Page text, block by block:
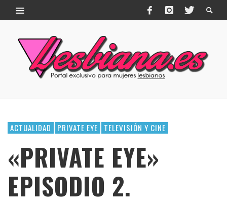
ACTUALIDAD PRIVATE EYE TELEVISIÓN Y CINE
«PRIVATE EYE»
EPISODIO 2.